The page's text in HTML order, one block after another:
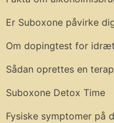
Er Suboxone påvirke
Om dopingtest for
Sådan oprettes en
Suboxone Detox Time
Fysiske symptomer på